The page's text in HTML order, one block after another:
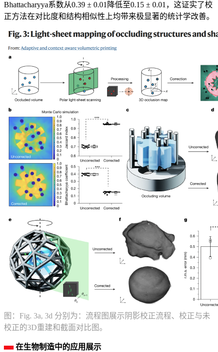
Bhattacharyya系数从0.39 ± 0.01降低至0.15 ± 0.01，这证实了校
正方法在对比度和结构相似性上均带来极显著的统计学改善。
图：Fig. 3a, 3d 分别为：流程图展示阴影校正流程、校正与未
校正的3D重建和截面对比图。
在生物制造中的应用展示